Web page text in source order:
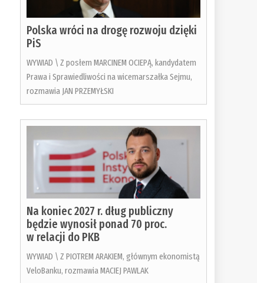
Polska wróci na drogę rozwoju dzięki
PiS
WYWIAD \ Z posłem MARCINEM OCIEPĄ, kandydatem
Prawa i Sprawiedliwości na wicemarszałka Sejmu,
rozmawia JAN PRZEMYŁSKI
Na koniec 2027 r. dług publiczny
będzie wynosił ponad 70 proc.
w relacji do PKB
WYWIAD \ Z PIOTREM ARAKIEM, głównym ekonomistą
VeloBanku, rozmawia MACIEJ PAWLAK